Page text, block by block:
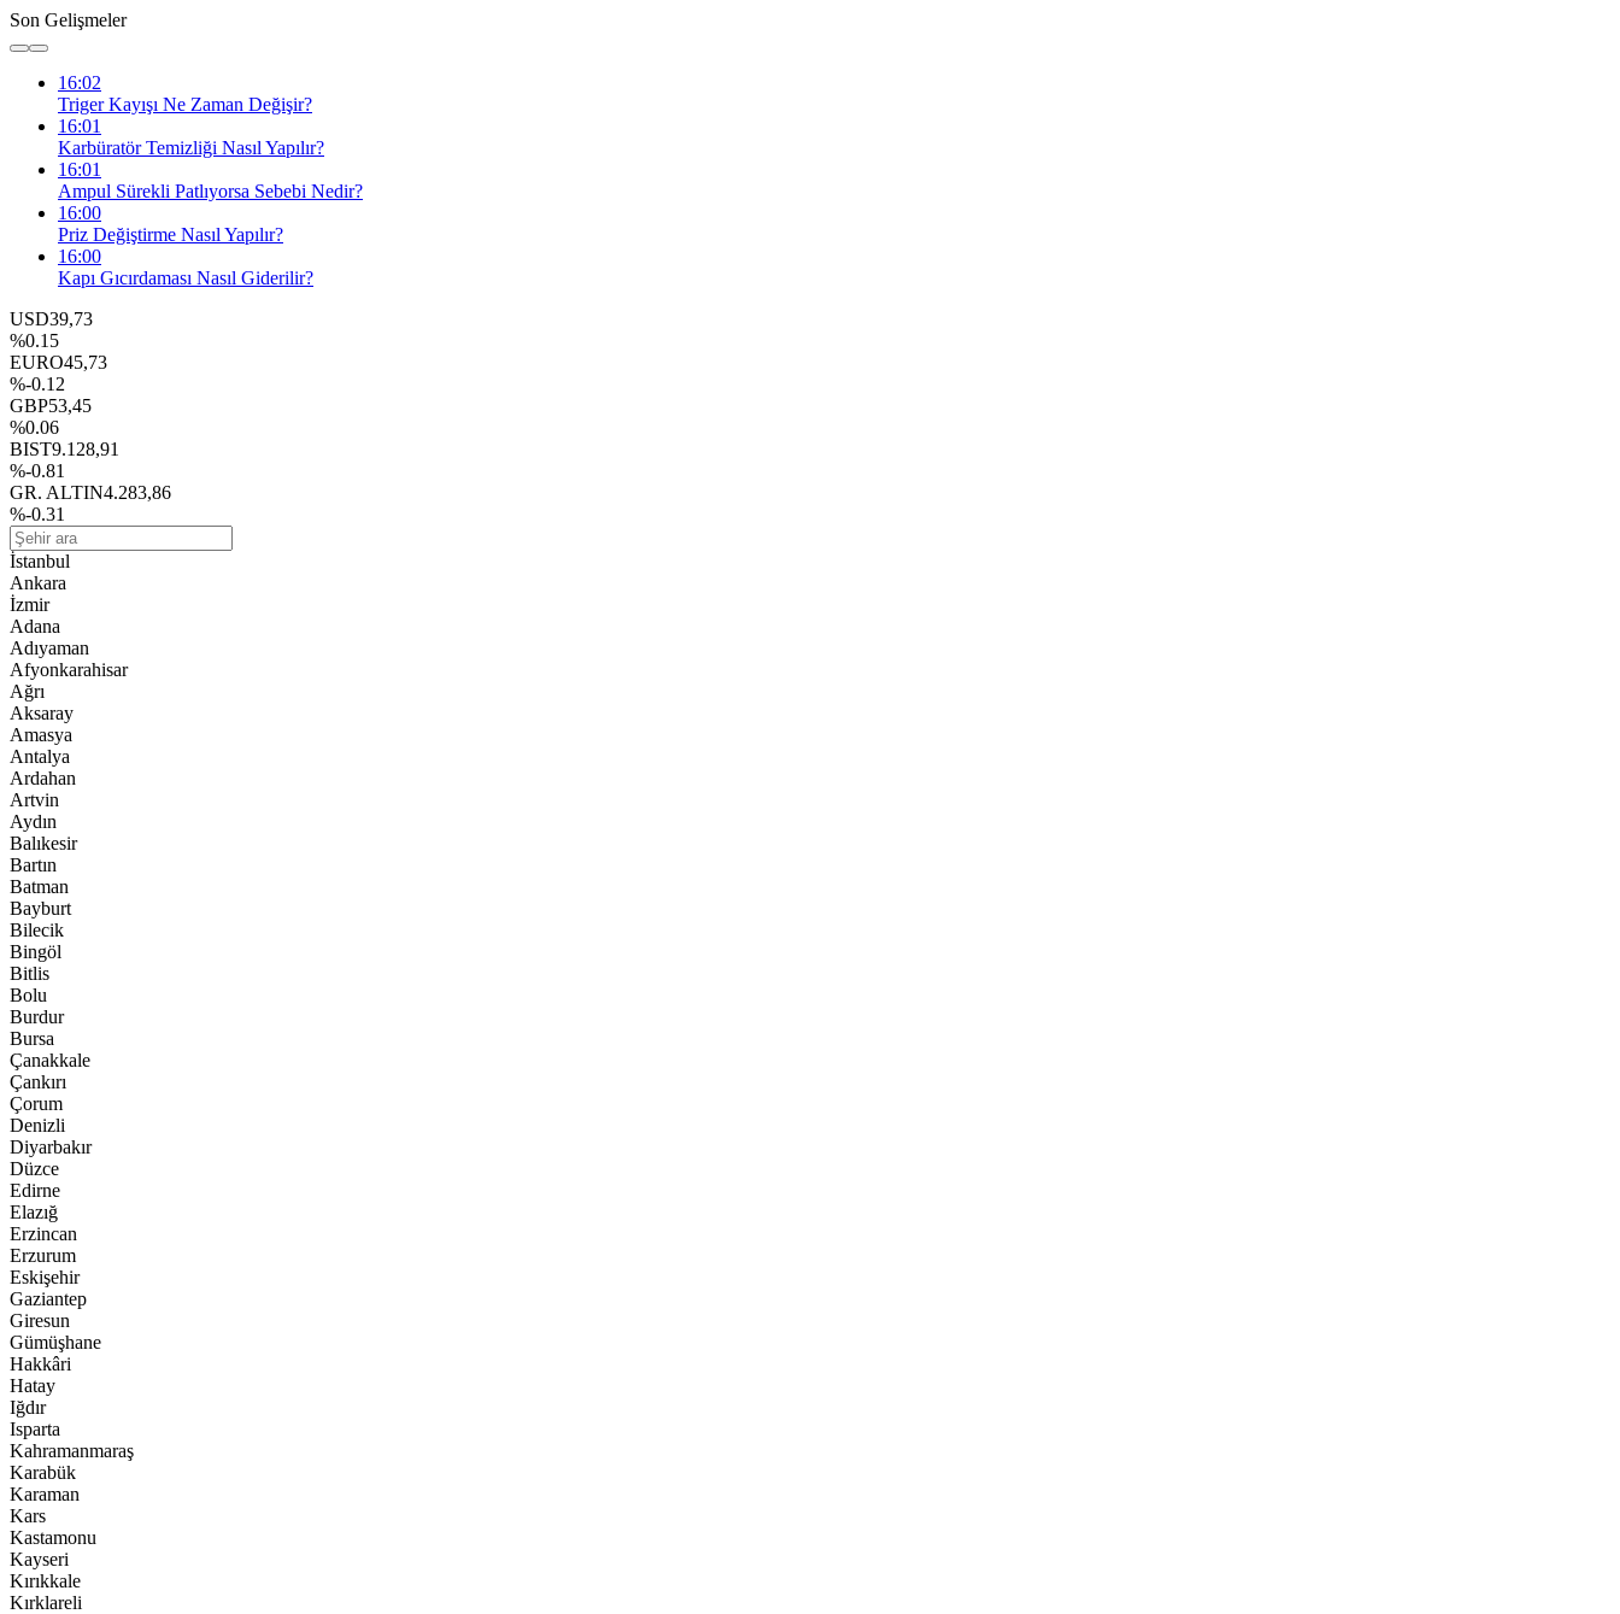
Son Gelişmeler
16:02
Triger Kayışı Ne Zaman Değişir?
16:01
Karbüratör Temizliği Nasıl Yapılır?
16:01
Ampul Sürekli Patlıyorsa Sebebi Nedir?
16:00
Priz Değiştirme Nasıl Yapılır?
16:00
Kapı Gıcırdaması Nasıl Giderilir?
USD39,73
%0.15
EURO45,73
%-0.12
GBP53,45
%0.06
BIST9.128,91
%-0.81
GR. ALTIN4.283,86
%-0.31
İstanbul
Ankara
İzmir
Adana
Adıyaman
Afyonkarahisar
Ağrı
Aksaray
Amasya
Antalya
Ardahan
Artvin
Aydın
Balıkesir
Bartın
Batman
Bayburt
Bilecik
Bingöl
Bitlis
Bolu
Burdur
Bursa
Çanakkale
Çankırı
Çorum
Denizli
Diyarbakır
Düzce
Edirne
Elazığ
Erzincan
Erzurum
Eskişehir
Gaziantep
Giresun
Gümüşhane
Hakkâri
Hatay
Iğdır
Isparta
Kahramanmaraş
Karabük
Karaman
Kars
Kastamonu
Kayseri
Kırıkkale
Kırklareli